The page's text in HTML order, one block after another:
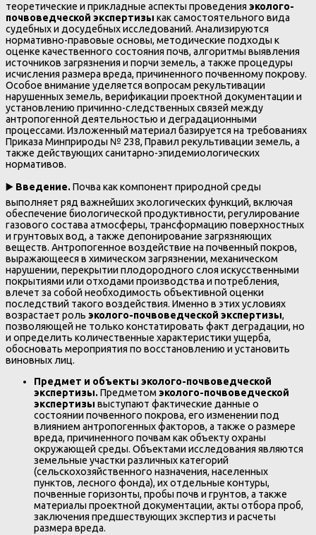
теоретические и прикладные аспекты проведения эколого-
почвоведческой экспертизы как самостоятельного вида
судебных и досудебных исследований. Анализируются
нормативно-правовые основы, методические подходы к
оценке качественного состояния почв, алгоритмы выявления
источников загрязнения и порчи земель, а также процедуры
исчисления размера вреда, причиненного почвенному покрову.
Особое внимание уделяется вопросам рекультивации
нарушенных земель, верификации проектной документации и
установлению причинно-следственных связей между
антропогенной деятельностью и деградационными
процессами. Изложенный материал базируется на требованиях
Приказа Минприроды № 238, Правил рекультивации земель, а
также действующих санитарно-эпидемиологических
нормативов.
▶️ Введение.Почва как компонент природной среды
выполняет ряд важнейших экологических функций, включая
обеспечение биологической продуктивности, регулирование
газового состава атмосферы, трансформацию поверхностных
и грунтовых вод, а также депонирование загрязняющих
веществ. Антропогенное воздействие на почвенный покров,
выражающееся в химическом загрязнении, механическом
нарушении, перекрытии плодородного слоя искусственными
покрытиями или отходами производства и потребления,
влечет за собой необходимость объективной оценки
последствий такого воздействия. Именно в этих условиях
возрастает роль эколого-почвоведческой экспертизы,
позволяющей не только констатировать факт деградации, но
и определить количественные характеристики ущерба,
обосновать мероприятия по восстановлению и установить
виновных лиц.
Предмет и объекты эколого-почвоведческой
экспертизы.Предметом эколого-почвоведческой
экспертизы выступают фактические данные о
состоянии почвенного покрова, его изменении под
влиянием антропогенных факторов, а также о размере
вреда, причиненного почвам как объекту охраны
окружающей среды. Объектами исследования являются
земельные участки различных категорий
(сельскохозяйственного назначения, населенных
пунктов, лесного фонда), их отдельные контуры,
почвенные горизонты, пробы почв и грунтов, а также
материалы проектной документации, акты отбора проб,
заключения предшествующих экспертиз и расчеты
размера вреда.